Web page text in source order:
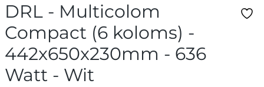
DRL - Multicolom
Compact (6 koloms) -
442x650x230mm - 636
Watt - Wit